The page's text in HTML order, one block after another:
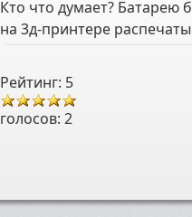
Кто что думает? Батарею
на 3д-принтере
Рейтинг: 5
голосов: 2